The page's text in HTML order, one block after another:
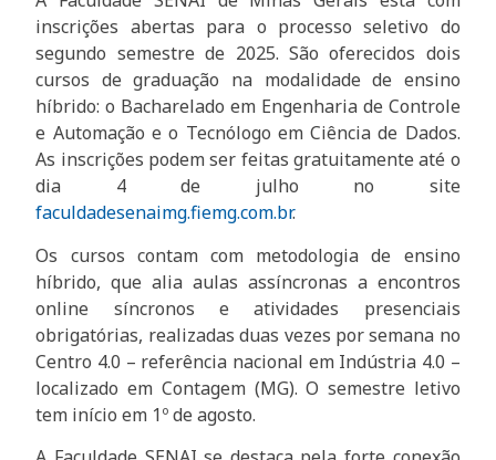
inscrições abertas para o processo seletivo do
segundo semestre de 2025. São oferecidos dois
cursos de graduação na modalidade de ensino
híbrido: o Bacharelado em Engenharia de Controle
e Automação e o Tecnólogo em Ciência de Dados.
As inscrições podem ser feitas gratuitamente até o
dia 4 de julho no site
faculdadesenaimg.fiemg.com.br.
Os cursos contam com metodologia de ensino
híbrido, que alia aulas assíncronas a encontros
online síncronos e atividades presenciais
obrigatórias, realizadas duas vezes por semana no
Centro 4.0 – referência nacional em Indústria 4.0 –
localizado em Contagem (MG). O semestre letivo
tem início em 1º de agosto.